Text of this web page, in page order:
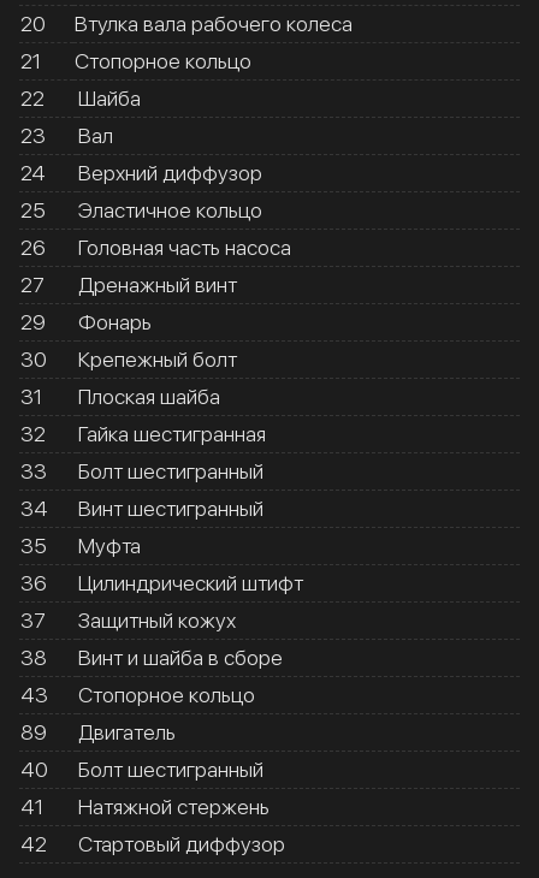
20
Втулка вала рабочего колеса
21
Стопорное кольцо
22
Шайба
23
Вал
24
Верхний диффузор
25
Эластичное кольцо
26
Головная часть насоса
27
Дренажный винт
29
Фонарь
30
Крепежный болт
31
Плоская шайба
32
Гайка шестигранная
33
Болт шестигранный
34
Винт шестигранный
35
Муфта
36
Цилиндрический штифт
37
Защитный кожух
38
Винт и шайба в сборе
43
Стопорное кольцо
89
Двигатель
40
Болт шестигранный
41
Натяжной стержень
42
Стартовый диффузор